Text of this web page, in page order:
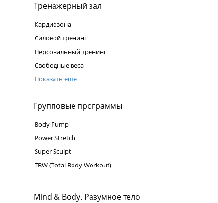
Тренажерный зал
Кардиозона
Силовой тренинг
Персональный тренинг
Свободные веса
Показать еще
Групповые программы
Body Pump
Power Stretch
Super Sculpt
TBW (Total Body Workout)
Mind & Body. Разумное тело